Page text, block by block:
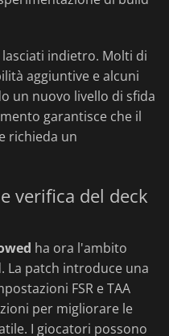
indietro. Molti di
aggiuntive e alcuni
un nuovo livello di sfida
garantisce che il
richieda un
verifica del deck
ha ora l'ambito
La patch introduce una
FSR e TAA
per migliorare le
I giocatori possono